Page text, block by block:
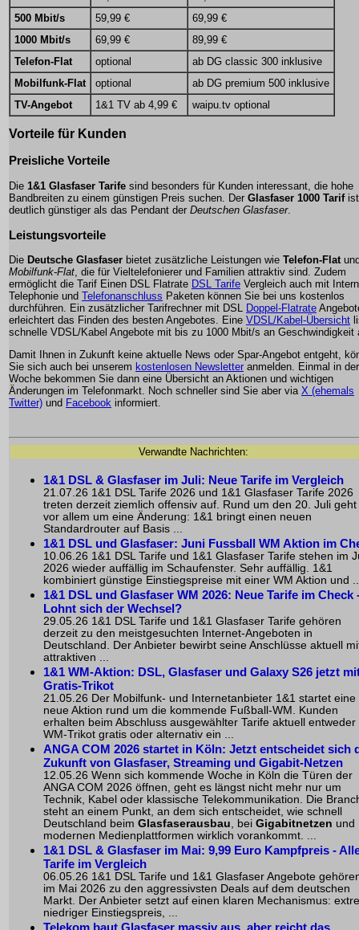
500 Mbit/s
59,99 €
69,99 €
1000 Mbit/s
69,99 €
89,99 €
Telefon-Flat
optional
ab DG classic 300 inklusive
Mobilfunk-Flat
optional
ab DG premium 500 inklusive
TV-Angebot
1&1 TV ab 4,99 € waipu.tv optional
Vorteile für Kunden
Preisliche Vorteile
Die 1&1 Glasfaser Tarife sind besonders für Kunden interessant, die hohe
Bandbreiten zu einem günstigen Preis suchen. Der Glasfaser 1000 Tarifist
deutlich günstiger als das Pendant der Deutschen Glasfaser.
Leistungsvorteile
Die Deutsche Glasfaser bietet zusätzliche Leistungen wie Telefon-Flat
Mobilfunk-Flat, die für Vieltelefonierer und Familien attraktiv sind. Zudem
ermöglicht die Tarif Einen DSL Flatrate DSL Tarife Vergleich auch mit
Telephonie und Telefonanschluss Paketen können Sie bei uns kostenlos
durchführen. Ein zusätzlicher Tarifrechner mit DSL Doppel-Flatrate
erleichtert das Finden des besten Angebotes. Eine VDSL/Kabel-Übersicht
schnelle VDSL/Kabel Angebote mit bis zu 1000 Mbit/s an Geschwindigkeit
Damit Ihnen in Zukunft keine aktuelle News oder Spar-Angebot entgeht,
Sie sich auch bei unserem kostenlosen Newsletter anmelden. Einmal in der
Woche bekommen Sie dann eine Übersicht an Aktionen und wichtigen
Änderungen im Telefonmarkt. Noch schneller sind Sie aber via X (ehemals
Twitter) und Facebook informiert.
Verwandte Nachrichten:
1&1 DSL & Glasfaser im Juli: Neue Tarife im Vergleich
21.07.26 1&1 DSL Tarife 2026 und 1&1 Glasfaser Tarife 2026
treten derzeit ziemlich offensiv auf. Rund um den 20. Juli geht
vor allem um eine Änderung: 1&1 bringt einen neuen
Standardrouter auf Basis ...
1&1 DSL und Glasfaser: Juni Fussball WM Aktion im
10.06.26 1&1 DSL Tarife und 1&1 Glasfaser Tarife stehen im
2026 wieder auffällig im Schaufenster. Sehr auffällig. 1&1
kombiniert günstige Einstiegspreise mit einer WM Aktion und
1&1 DSL und Glasfaser WM 2026: Neue Tarife im Check
Lohnt sich der Wechsel?
29.05.26 1&1 DSL Tarife und 1&1 Glasfaser Tarife gehören
derzeit zu den meistgesuchten Internet-Angeboten in
Deutschland. Der Anbieter bewirbt seine Anschlüsse aktuell
attraktiven ...
1&1 WM-Aktion: DSL, Glasfaser und Galaxy S26 jetzt
Gratis-Trikot
21.05.26 Der Mobilfunk- und Internetanbieter 1&1 startet eine
neue Aktion rund um die kommende Fußball-WM. Kunden
erhalten beim Abschluss ausgewählter Tarife aktuell entweder
WM-Trikot gratis oder alternativ ein ...
ANGA COM 2026 startet in Köln: Jetzt entscheidet sich
Zukunft von Glasfaser, Streaming und Gigabit-Netzen
12.05.26 Wenn sich kommende Woche in Köln die Türen der
ANGA COM 2026 öffnen, geht es längst nicht mehr nur um
Technik, Kabel oder klassische Telekommunikation. Die
steht an einem Punkt, an dem sich entscheidet, wie schnell
Deutschland beim Glasfaserausbau, bei Gigabitnetzen und
modernen Medienplattformen wirklich vorankommt. ...
1&1 DSL & Glasfaser im Mai: 9,99 Euro Kampfpreis -
Tarife im Vergleich
06.05.26 1&1 DSL Tarife und 1&1 Glasfaser Angebote
im Mai 2026 zu den aggressivsten Deals auf dem deutschen
Markt. Der Anbieter setzt auf einen klaren Mechanismus:
niedriger Einstiegspreis, ...
Telekom baut Glasfaser massiv aus, aber reicht das